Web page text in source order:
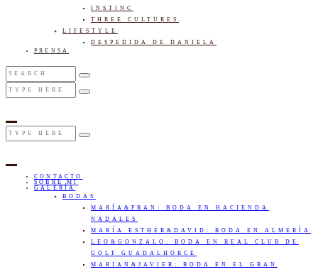
INSTINC
THREE CULTURES
LIFESTYLE
DESPEDIDA DE DANIELA
PRENSA
CONTACTO
SOBRE MI
GALERÍA
BODAS
MARÍA&FRAN: BODA EN HACIENDA
NADALES
MARÍA ESTHER&DAVID: BODA EN ALMERÍA
LEO&GONZALO: BODA EN REAL CLUB DE
GOLF GUADALHORCE
MARIAN&JAVIER: BODA EN EL GRAN